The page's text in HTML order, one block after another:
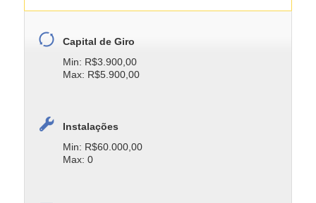
Capital de Giro
Min: R$3.900,00
Max: R$5.900,00
Instalações
Min: R$60.000,00
Max: 0